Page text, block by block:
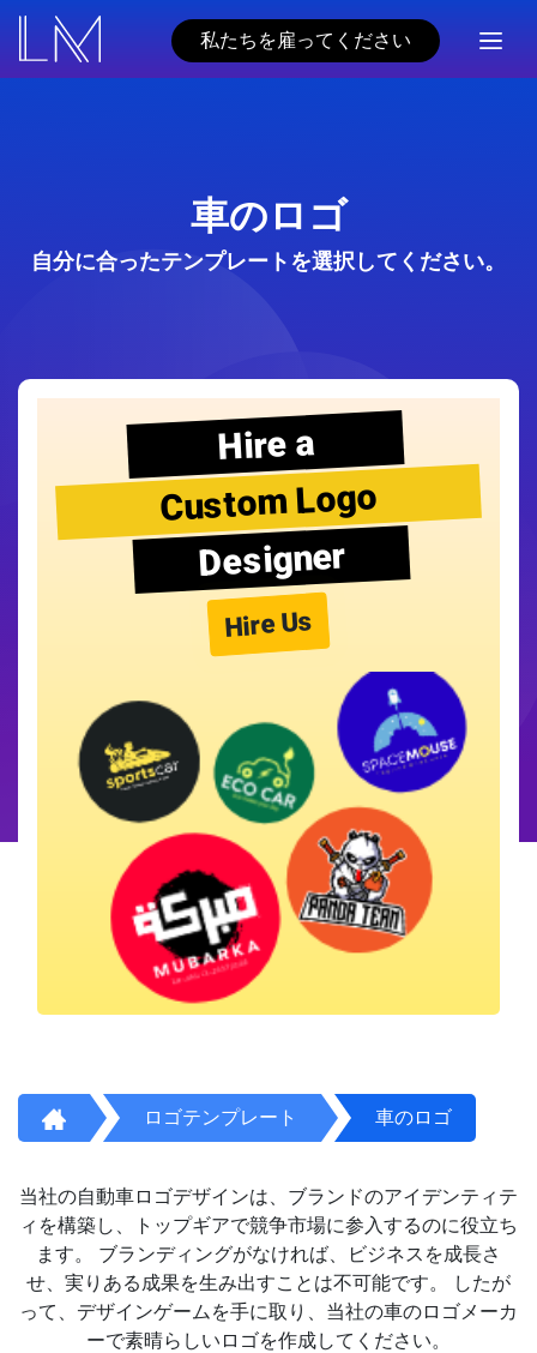
私たちを雇ってください
車のロゴ
自分に合ったテンプレートを選択してください。
Hire a
Custom Logo
Designer
Hire Us
ロゴテンプレート 車のロゴ
当社の自動車ロゴデザインは、ブランドのアイデンティテ
ィを構築し、トップギアで競争市場に参入するのに役立ち
ます。 ブランディングがなければ、ビジネスを成長さ
せ、実りある成果を生み出すことは不可能です。 したが
って、デザインゲームを手に取り、当社の車のロゴメーカ
ーで素晴らしいロゴを作成してください。